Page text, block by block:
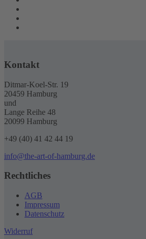
Kontakt
Ditmar-Koel-Str. 19
20459 Hamburg
und
Lange Reihe 48
20099 Hamburg
+49 (40) 41 42 44 19
info@the-art-of-hamburg.de
Rechtliches
AGB
Impressum
Datenschutz
Widerruf